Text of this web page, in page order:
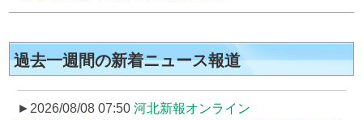
過去一週間の新着ニュース報道
►2026/08/08 07:50 河北新報オンライン